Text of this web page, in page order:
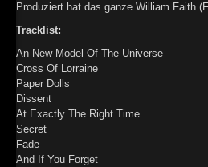
►
►
►
Produziert hat das ganze William Faith
Tracklist:
An New Model Of The Universe
Cross Of Lorraine
Paper Dolls
Dissent
At Exactly The Right Time
Secret
Fade
And If You Forget